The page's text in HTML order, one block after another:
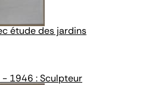
étude des jardins
- 1946 : Sculpteur